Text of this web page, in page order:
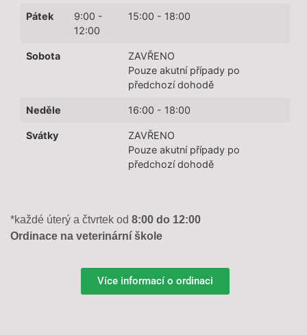
Pátek
9:00 -
12:00
15:00 - 18:00
Sobota
ZAVŘENO
Pouze akutní případy po
předchozí dohodě
Neděle 16:00 - 18:00
Svátky
ZAVŘENO
Pouze akutní případy po
předchozí dohodě
*každé úterý a čtvrtek od 8:00 do 12:00
Ordinace na veterinární škole
Více informací o ordinaci